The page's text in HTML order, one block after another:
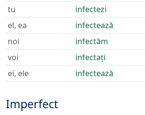
tu
infectezi
el, ea
infectează
noi
infectăm
voi
infectați
ei, ele
infectează
Imperfect